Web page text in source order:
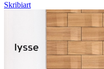
Skribiart